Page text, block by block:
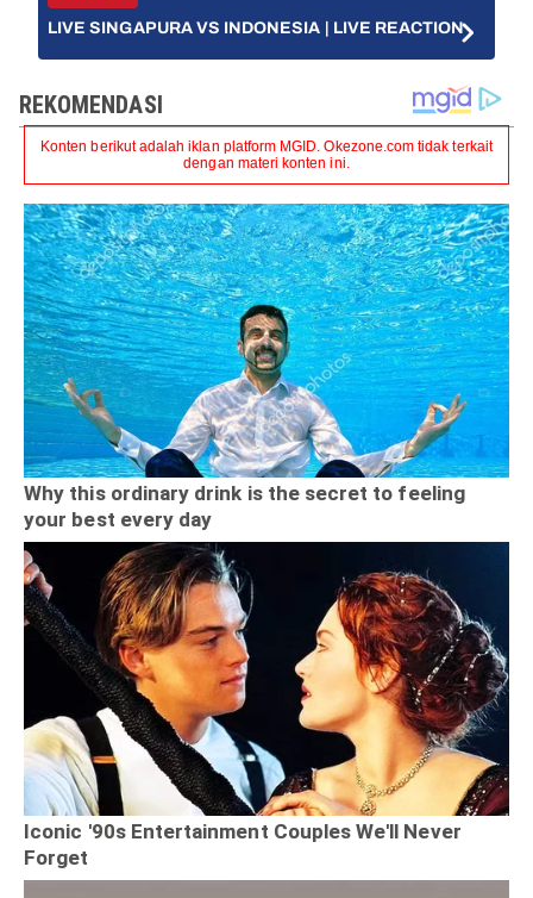
LIVE SINGAPURA VS INDONESIA | LIVE REACTION